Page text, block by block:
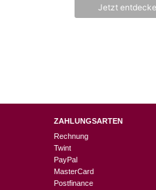
5
Jetzt
ZAHLUNGSARTEN
Rechnung
Twint
PayPal
MasterCard
Postfinance